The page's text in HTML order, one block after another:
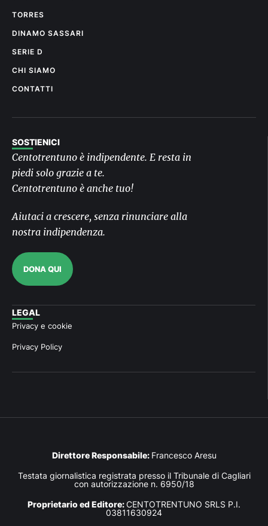
TORRES
DINAMO SASSARI
SERIE D
CHI SIAMO
CONTATTI
SOSTIENICI
Centotrentuno è indipendente. E resta in
piedi solo grazie a te.
Centotrentuno è anche tuo!
Aiutaci a crescere, senza rinunciare alla
nostra indipendenza.
DONA QUI
LEGAL
Privacy e cookie
Privacy Policy
Direttore Responsabile: Francesco Aresu
Testata giornalistica registrata presso il Tribunale di Cagliari
con autorizzazione n. 6950/18
Proprietario ed Editore:CENTOTRENTUNO SRLS P.I.
03811630924